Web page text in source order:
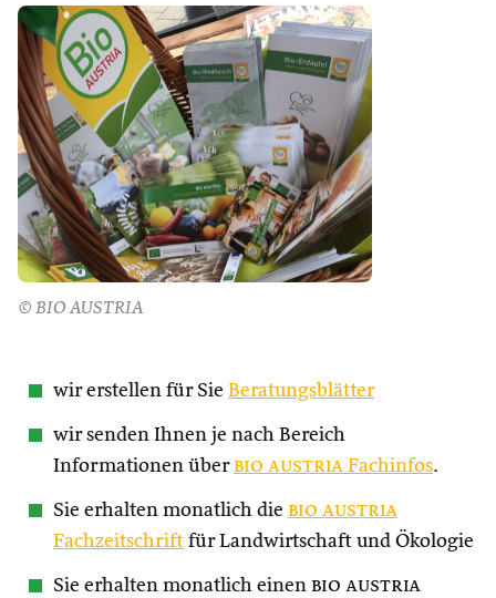
© BIO AUSTRIA
wir erstellen für Sie Beratungsblätter
wir senden Ihnen je nach Bereich
Informationen über bio austria Fachinfos.
Sie erhalten monatlich die bio austria
Fachzeitschrift für Landwirtschaft und Ökologie
Sie erhalten monatlich einen bio austria